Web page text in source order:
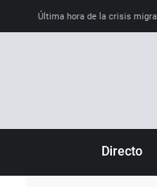
Última hora de la crisis
Directo